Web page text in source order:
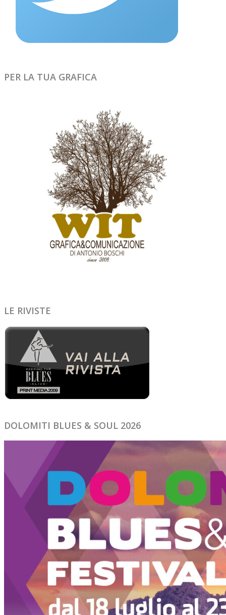
PER LA TUA GRAFICA
LE RIVISTE
DOLOMITI BLUES & SOUL 2026